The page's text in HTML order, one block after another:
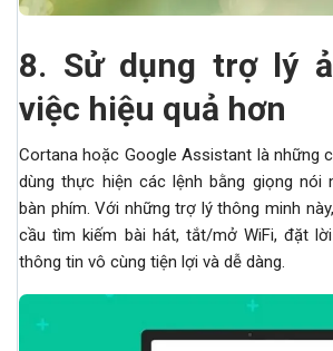
8. Sử dụng trợ lý
việc hiệu quả hơn
Cortana hoặc Google Assistant là những
dùng thực hiện các lệnh bằng giọng nói
bàn phím. Với những trợ lý thông minh
cầu tìm kiếm bài hát, tắt/mở WiFi, đặt
thông tin vô cùng tiện lợi và dễ dàng.